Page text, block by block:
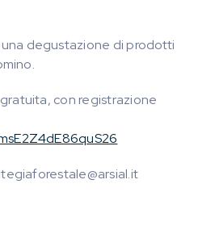
degustazione di prodotti
con registrazione